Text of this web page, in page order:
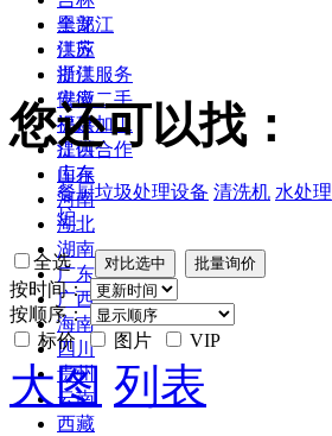
黑龙江
江苏
浙江
安徽
福建
江西
山东
河南
湖北
湖南
广东
广西
海南
四川
贵州
云南
西藏
全部
供应
提供服务
供应二手
提供加工
提供合作
库存
您还可以找：
餐厨垃圾处理设备 清洗机 水处理
炉
全选
按时间：
按顺序：
标价
图片 VIP
大图 列表